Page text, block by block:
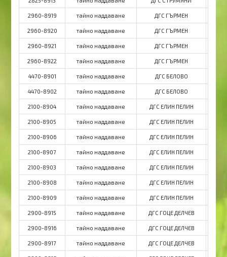
2960-8919 тайно наддаване ДГС ГЪРМЕН
2960-8920 тайно наддаване ДГС ГЪРМЕН
2960-8921 тайно наддаване ДГС ГЪРМЕН
2960-8922 тайно наддаване ДГС ГЪРМЕН
4470-8901 тайно наддаване ДГС БЕЛОВО
4470-8902 тайно наддаване ДГС БЕЛОВО
2100-8904 тайно наддаване ДГС ЕЛИН ПЕЛИН
2100-8905 тайно наддаване ДГС ЕЛИН ПЕЛИН
2100-8906 тайно наддаване ДГС ЕЛИН ПЕЛИН
2100-8907 тайно наддаване ДГС ЕЛИН ПЕЛИН
2100-8903 тайно наддаване ДГС ЕЛИН ПЕЛИН
2100-8908 тайно наддаване ДГС ЕЛИН ПЕЛИН
2100-8909 тайно наддаване ДГС ЕЛИН ПЕЛИН
2900-8915 тайно наддаване ДГС ГОЦЕ ДЕЛЧЕВ
2900-8916 тайно наддаване ДГС ГОЦЕ ДЕЛЧЕВ
2900-8917 тайно наддаване ДГС ГОЦЕ ДЕЛЧЕВ